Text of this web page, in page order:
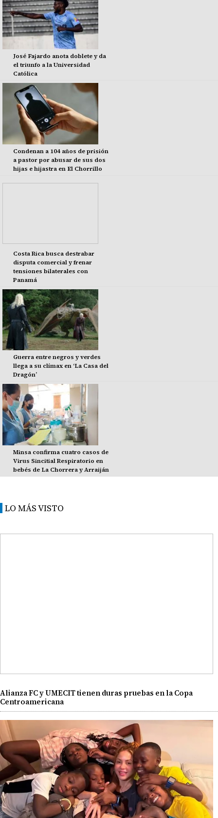
José Fajardo anota doblete y da
el triunfo a la Universidad
Católica
Condenan a 104 años de prisión
a pastor por abusar de sus dos
hijas e hijastra en El Chorrillo
Costa Rica busca destrabar
disputa comercial y frenar
tensiones bilaterales con
Panamá
Guerra entre negros y verdes
llega a su clímax en ‘La Casa del
Dragón’
Minsa confirma cuatro casos de
Virus Sincitial Respiratorio en
bebés de La Chorrera y Arraiján
LO MÁS VISTO
Alianza FC y UMECIT tienen duras pruebas en la Copa
Centroamericana